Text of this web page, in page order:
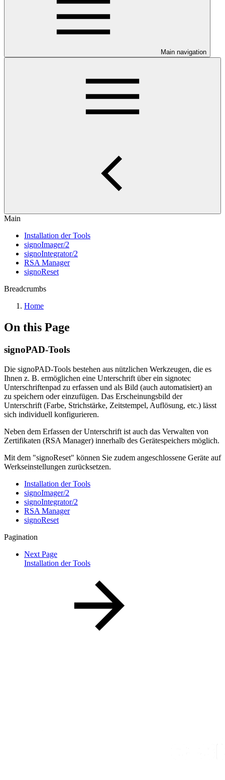
Main navigation
Main
Installation der Tools
signoImager/2
signoIntegrator/2
RSA Manager
signoReset
Breadcrumbs
Home
On this Page
signoPAD-Tools
Die signoPAD-Tools bestehen aus nützlichen Werkzeugen, die es
Ihnen z. B. ermöglichen eine Unterschrift über ein signotec
Unterschriftenpad zu erfassen und als Bild (auch automatisiert) an
zu speichern oder einzufügen. Das Erscheinungsbild der
Unterschrift (Farbe, Strichstärke, Zeitstempel, Auflösung, etc.) lässt
sich individuell konfigurieren.
Neben dem Erfassen der Unterschrift ist auch das Verwalten von
Zertifikaten (RSA Manager) innerhalb des Gerätespeichers möglich.
Mit dem "signoReset" können Sie zudem angeschlossene Geräte auf
Werkseinstellungen zurücksetzen.
Installation der Tools
signoImager/2
signoIntegrator/2
RSA Manager
signoReset
Pagination
Next Page
Installation der Tools